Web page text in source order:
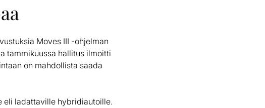
Moves III -ohjelman
tammikuussa hallitus ilmoitti
on mahdollista saada
eli ladattaville hybridiautoille.